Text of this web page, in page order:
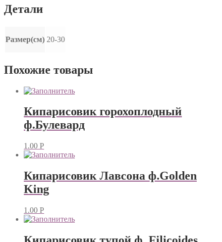
Детали
Размер(см) 20-30
Похожие товары
Кипарисовик горохоплодный
ф.Булевард
1.00 Р
Кипарисовик Лавсона ф.Golden
King
1.00 Р